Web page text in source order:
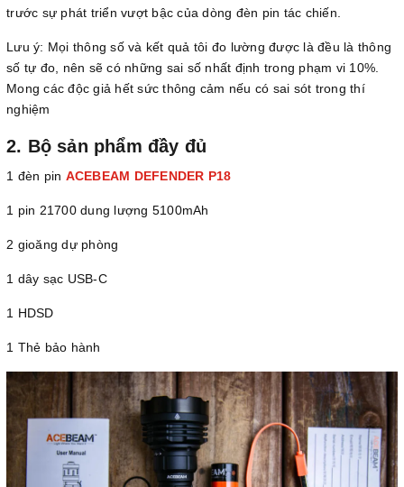
trước sự phát triển vượt bậc của dòng đèn pin tác chiến.
Lưu ý: Mọi thông số và kết quả tôi đo lường được là đều là thông
số tự đo, nên sẽ có những sai số nhất định trong phạm vi 10%.
Mong các độc giả hết sức thông cảm nếu có sai sót trong thí
nghiệm
2. Bộ sản phẩm đầy đủ
1 đèn pin ACEBEAM DEFENDER P18
1 pin 21700 dung lượng 5100mAh
2 gioăng dự phòng
1 dây sạc USB-C
1 HDSD
1 Thẻ bảo hành